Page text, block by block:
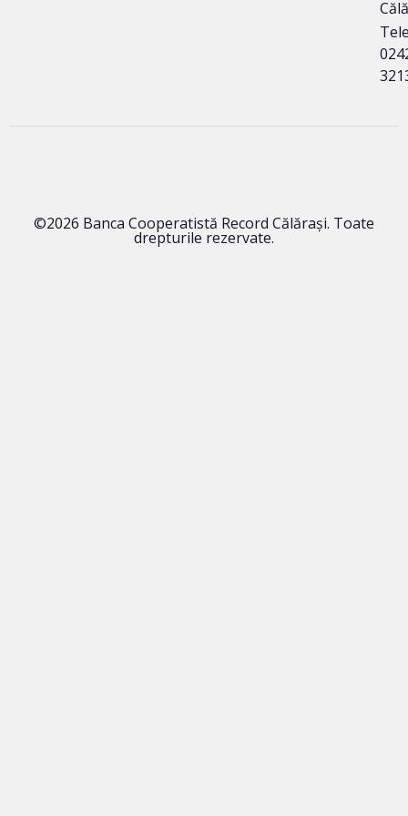
©2026 Banca Cooperatistă Record Călărași. Toate
drepturile rezervate.